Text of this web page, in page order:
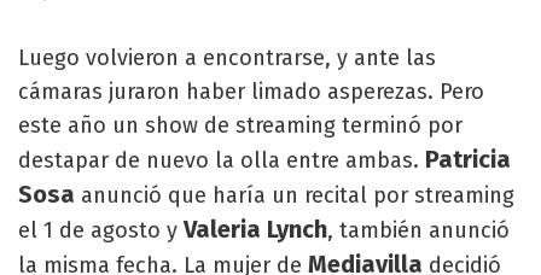
Luego volvieron a encontrarse, y ante las
cámaras juraron haber limado asperezas. Pero
este año un show de streaming terminó por
destapar de nuevo la olla entre ambas. Patricia
Sosa anunció que haría un recital por streaming
el 1 de agosto yValeria Lynch, también anunció
la misma fecha. La mujer de Mediavilla decidió